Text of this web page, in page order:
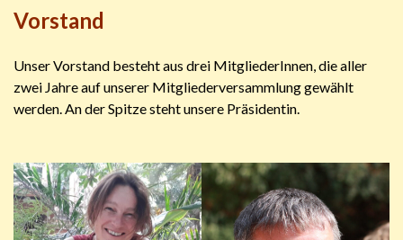
Vorstand
Unser Vorstand besteht aus drei MitgliederInnen, die aller
zwei Jahre auf unserer Mitgliederversammlung gewählt
werden. An der Spitze steht unsere Präsidentin.